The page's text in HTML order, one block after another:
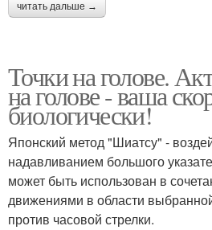
читать дальше →
Точки на голове.
на голове - ваша
биологически!
Японский метод "Шиатсу" -
надавливанием большого
может быть использован в
движениями в области
против часовой стрелки.